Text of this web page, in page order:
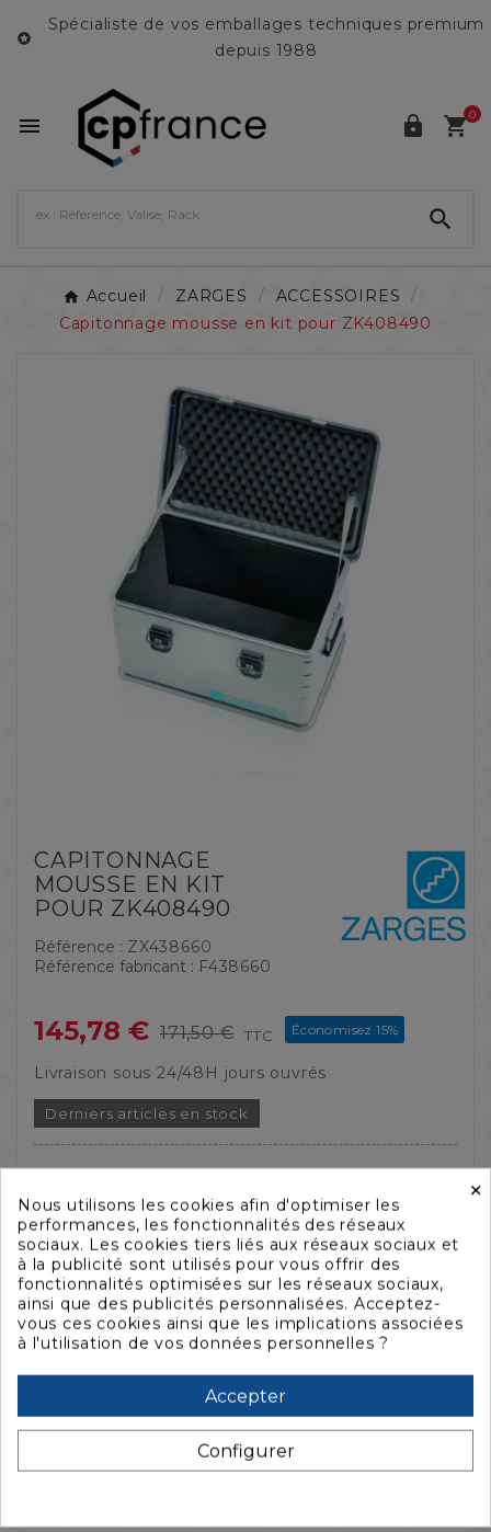

Spécialiste de vos emballages techniques premium
depuis 1988
  0

Accueil ZARGES
ACCESSOIRES
Capitonnage mousse en kit pour ZK408490
CAPITONNAGE
MOUSSE EN KIT
POUR ZK408490
Référence : ZX438660
Référence fabricant : F438660
145,78 € 171,50 € TTC Économisez 15%
Livraison sous 24/48H jours ouvrés
Derniers articles en stock
QUANTITÉ :
 AJOUTER AU PANIER
 
×
Nous utilisons les cookies afin d'optimiser les
performances, les fonctionnalités des réseaux
sociaux. Les cookies tiers liés aux réseaux sociaux et
à la publicité sont utilisés pour vous offrir des
fonctionnalités optimisées sur les réseaux sociaux,
ainsi que des publicités personnalisées. Acceptez-
vous ces cookies ainsi que les implications associées
à l'utilisation de vos données personnelles ?
Accepter
Configurer